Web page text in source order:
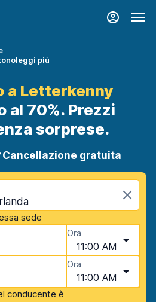
più
a Letterkenny
al 70%. Prezzi
sorprese.
Cancellazione gratuita
sede
Ora
11:00 AM
Ora
11:00 AM
conducente è